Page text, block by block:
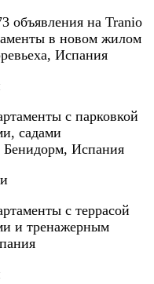
объявления на Tranio
в новом жилом
Испания
с парковкой
садами
Испания
с террасой
и тренажерным